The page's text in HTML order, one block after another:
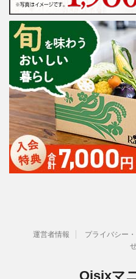
運営者情報 プライバシー
Oisixマ